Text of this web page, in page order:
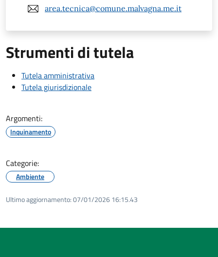
area.tecnica@comune.malvagna.me.it
Strumenti di tutela
Tutela amministrativa
Tutela giurisdizionale
Argomenti:
Inquinamento
Categorie:
Ambiente
Ultimo aggiornamento:07/01/2026 16:15.43